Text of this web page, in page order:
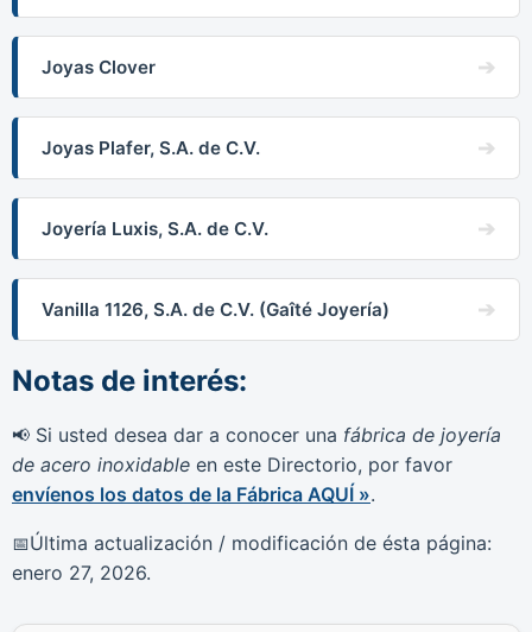
Joyas Clover
Joyas Plafer, S.A. de C.V.
Joyería Luxis, S.A. de C.V.
Vanilla 1126, S.A. de C.V. (Gaîté Joyería)
Notas de interés:
📢 Si usted desea dar a conocer una fábrica de joyería
de acero inoxidable en este Directorio, por favor
envíenos los datos de la Fábrica AQUÍ ».
📅Última actualización / modificación de ésta página:
enero 27, 2026.